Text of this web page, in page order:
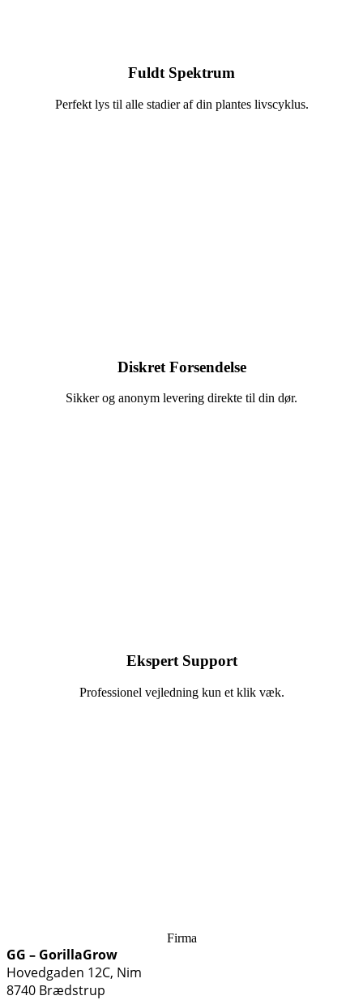
Fuldt Spektrum
Perfekt lys til alle stadier af din plantes livscyklus.
Diskret Forsendelse
Sikker og anonym levering direkte til din dør.
Ekspert Support
Professionel vejledning kun et klik væk.
Firma
GG – GorillaGrow
Hovedgaden 12C, Nim
8740 Brædstrup